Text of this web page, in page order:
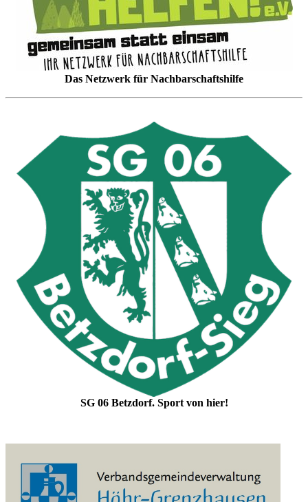
Das Netzwerk für Nachbarschaftshilfe
SG 06 Betzdorf. Sport von hier!